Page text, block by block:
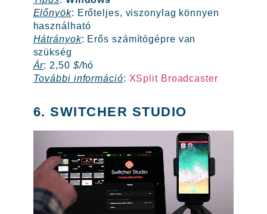
Előnyök: Erőteljes, viszonylag könnyen
használható
Hátrányok: Erős számítógépre van
szükség
Ár: 2,50 $/hó
További információ: XSplit Broadcaster
6. SWITCHER STUDIO